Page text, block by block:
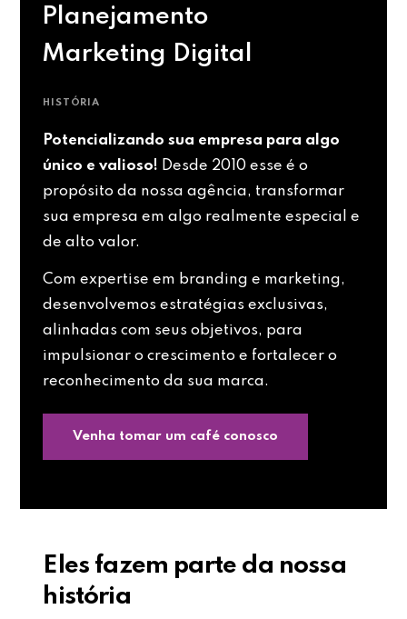
Planejamento
Marketing Digital
HISTÓRIA
Potencializando sua empresa para algo
único e valioso! Desde 2010 esse é o
propósito da nossa agência, transformar
sua empresa em algo realmente especial e
de alto valor.
Com expertise em branding e marketing,
desenvolvemos estratégias exclusivas,
alinhadas com seus objetivos, para
impulsionar o crescimento e fortalecer o
reconhecimento da sua marca.
Venha tomar um café conosco
Eles fazem parte da nossa
história